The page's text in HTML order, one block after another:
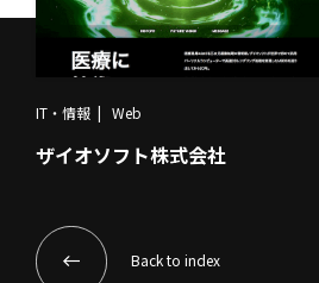
IT・情報 Web
ザイオソフト株式会社
Back to index